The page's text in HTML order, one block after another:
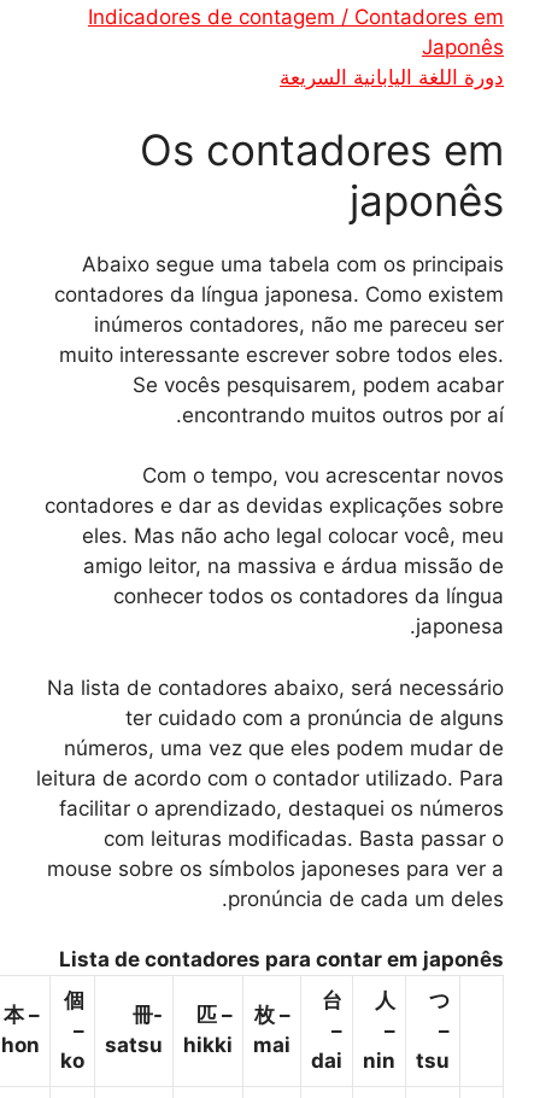
Indicadores de contagem / Contadores em
Japonês
دورة اللغة اليابانية السريعة
Os contadores em
japonês
Abaixo segue uma tabela com os principais
contadores da língua japonesa. Como existem
inúmeros contadores, não me pareceu ser
muito interessante escrever sobre todos eles.
Se vocês pesquisarem, podem acabar
encontrando muitos outros por aí.
Com o tempo, vou acrescentar novos
contadores e dar as devidas explicações sobre
eles. Mas não acho legal colocar você, meu
amigo leitor, na massiva e árdua missão de
conhecer todos os contadores da língua
japonesa.
Na lista de contadores abaixo, será necessário
ter cuidado com a pronúncia de alguns
números, uma vez que eles podem mudar de
leitura de acordo com o contador utilizado. Para
facilitar o aprendizado, destaquei os números
com leituras modificadas. Basta passar o
mouse sobre os símbolos japoneses para ver a
pronúncia de cada um deles.
Lista de contadores para contar em japonês
つ
–
tsu
人
–
nin
台
–
dai
枚 –
mai
匹 –
hikki
冊-
satsu
個
–
ko
本 –
hon